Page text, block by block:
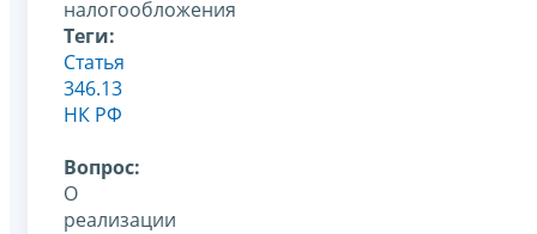
налогообложения
Теги:
Статья
346.13
НК РФ
Вопрос:
О
реализации